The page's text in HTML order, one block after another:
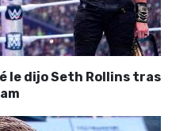
le dijo Seth Rollins tras